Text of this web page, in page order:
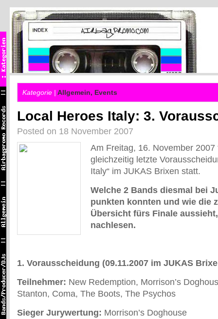
Kategorie | Allgemein, Events
Local Heroes Italy: 3.
Posted on 18 November 2007
Am Freitag, 16. November
gleichzeitig letzte
Italy“ im JUKAS Brixen statt.
Welche 2 Bands diesmal bei
punkten konnten und wie die
Übersicht fürs Finale
nachlesen.
1. Vorausscheidung (09.11.2007 im JUKAS
Teilnehmer: New Redemption, Morrison’s
Stanton, Coma, The Boots, The Psychos
Sieger Jurywertung: Morrison’s Doghouse